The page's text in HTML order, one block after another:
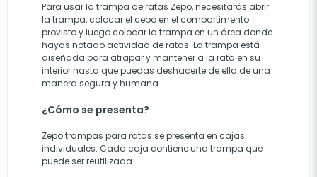
Para usar la trampa de ratas Zepo, necesitarás abrir
la trampa, colocar el cebo en el compartimento
provisto y luego colocar la trampa en un área donde
hayas notado actividad de ratas. La trampa está
diseñada para atrapar y mantener a la rata en su
interior hasta que puedas deshacerte de ella de una
manera segura y humana.
¿Cómo se presenta?
Zepo trampas para ratas se presenta en cajas
individuales. Cada caja contiene una trampa que
puede ser reutilizada.